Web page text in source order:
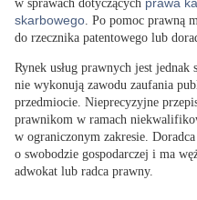
w sprawach dotyczących
skarbowego . Po pomoc prawną
do rzecznika patentowego lub
Rynek usług prawnych jest
nie wykonują zawodu zaufania
przedmiocie. Nieprecyzyjne
prawnikom w ramach
w ograniczonym zakresie.
o swobodzie gospodarczej i ma
adwokat lub radca prawny.